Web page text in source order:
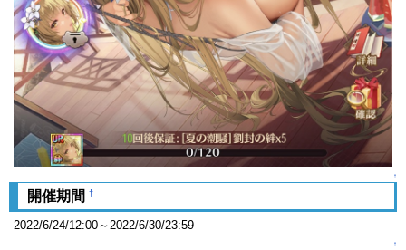
↑
開催期間 †
2022/6/24/12:00～2022/6/30/23:59
↑